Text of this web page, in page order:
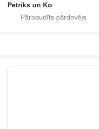
Petriks un Ko